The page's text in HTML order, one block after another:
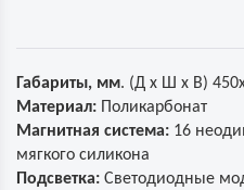
Габариты, мм. (Д х Ш х В)
Материал: Поликарбонат
Магнитная система: 16
мягкого силикона
Подсветка: Светодиодные